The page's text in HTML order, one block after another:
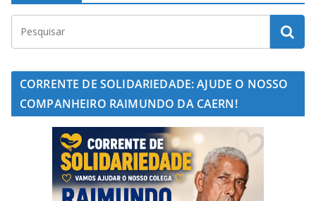
CORRENTE DE SOLIDARIEDADE: AJUDE O NOSSO
COMPANHEIRO RAIMUNDO DA CAERN!